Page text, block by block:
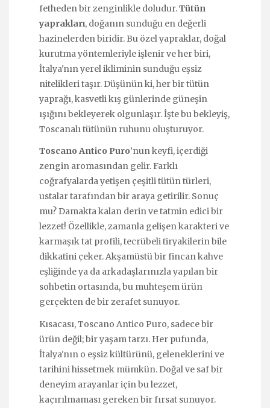
fetheden bir zenginlikle doludur.Tütün
yaprakları, doğanın sunduğu en değerli
hazinelerden biridir. Bu özel yapraklar, doğal
kurutma yöntemleriyle işlenir ve her biri,
İtalya'nın yerel ikliminin sunduğu eşsiz
nitelikleri taşır. Düşünün ki, her bir tütün
yaprağı, kasvetli kış günlerinde güneşin
ışığını bekleyerek olgunlaşır. İşte bu bekleyiş,
Toscanalı tütünün ruhunu oluşturuyor.
Toscano Antico Puro’nun keyfi, içerdiği
zengin aromasından gelir. Farklı
coğrafyalarda yetişen çeşitli tütün türleri,
ustalar tarafından bir araya getirilir. Sonuç
mu? Damakta kalan derin ve tatmin edici bir
lezzet! Özellikle, zamanla gelişen karakteri ve
karmaşık tat profili, tecrübeli tiryakilerin bile
dikkatini çeker. Akşamüstü bir fincan kahve
eşliğinde ya da arkadaşlarınızla yapılan bir
sohbetin ortasında, bu muhteşem ürün
gerçekten de bir zerafet sunuyor.
Kısacası, Toscano Antico Puro, sadece bir
ürün değil; bir yaşam tarzı. Her pufunda,
İtalya'nın o eşsiz kültürünü, geleneklerini ve
tarihini hissetmek mümkün. Doğal ve saf bir
deneyim arayanlar için bu lezzet,
kaçırılmaması gereken bir fırsat sunuyor.